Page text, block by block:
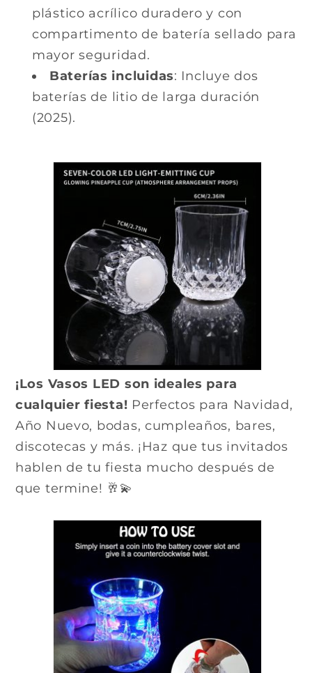
plástico acrílico duradero y con
compartimento de batería sellado para
mayor seguridad.
Baterías incluidas: Incluye dos
baterías de litio de larga duración
(2025).
¡Los Vasos LED son ideales para
cualquier fiesta! Perfectos para Navidad,
Año Nuevo, bodas, cumpleaños, bares,
discotecas y más. ¡Haz que tus invitados
hablen de tu fiesta mucho después de
que termine! 🥂💫